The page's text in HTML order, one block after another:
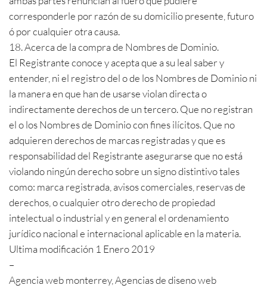
corresponderle por razón de su domicilio presente, futuro
ó por cualquier otra causa.
18. Acerca de la compra de Nombres de Dominio.
El Registrante conoce y acepta que a su leal saber y
entender, ni el registro del o de los Nombres de Dominio ni
la manera en que han de usarse violan directa o
indirectamente derechos de un tercero. Que no registran
el o los Nombres de Dominio con fines ilícitos. Que no
adquieren derechos de marcas registradas y que es
responsabilidad del Registrante asegurarse que no está
violando ningún derecho sobre un signo distintivo tales
como: marca registrada, avisos comerciales, reservas de
derechos, o cualquier otro derecho de propiedad
intelectual o industrial y en general el ordenamiento
jurídico nacional e internacional aplicable en la materia.
Ultima modificación 1 Enero 2019
–
Agencia web monterrey, Agencias de diseno web